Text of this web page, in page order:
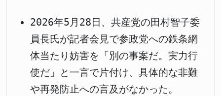
2026年5月28日、共産党の田村智子委
員長氏が記者会見で参政党への鉄条網
体当たり妨害を「別の事案だ。実力行
使だ」と一言で片付け、具体的な非難
や再発防止への言及がなかった。